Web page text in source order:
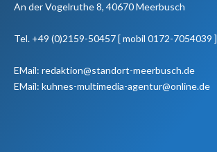
An der Vogelruthe 8, 40670 Meerbusch
Tel. +49 (0)2159-50457 [ mobil 0172-7054039 ]
EMail: redaktion@standort-meerbusch.de
EMail: kuhnes-multimedia-agentur@online.de